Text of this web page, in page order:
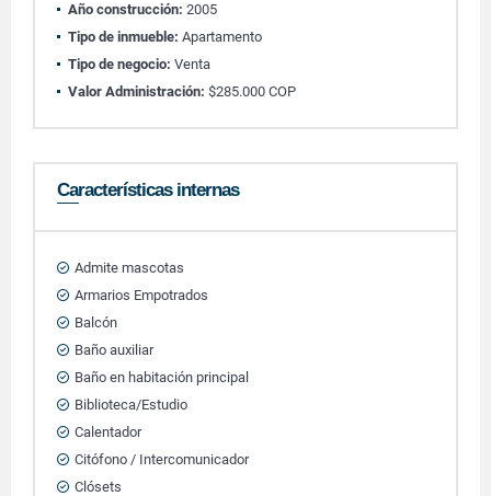
Año construcción: 2005
Tipo de inmueble: Apartamento
Tipo de negocio: Venta
Valor Administración: $285.000 COP
Características internas
Admite mascotas
Armarios Empotrados
Balcón
Baño auxiliar
Baño en habitación principal
Biblioteca/Estudio
Calentador
Citófono / Intercomunicador
Clósets